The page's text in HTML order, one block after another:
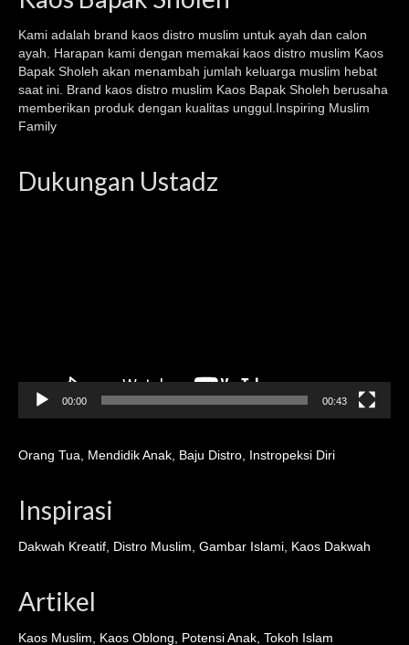
Kami adalah brand kaos distro muslim untuk ayah dan calon
ayah. Harapan kami dengan memakai kaos distro muslim Kaos
Bapak Sholeh akan menambah jumlah keluarga muslim hebat
saat ini. Brand kaos distro muslim Kaos Bapak Sholeh berusaha
memberikan produk dengan kualitas unggul.Inspiring Muslim
Family
Dukungan Ustadz
00:00 00:43
Orang Tua Mendidik Anak Baju Distro Instropeksi Diri
Inspirasi
Dakwah Kreatif Distro Muslim Gambar Islami Kaos Dakwah
Artikel
Kaos Muslim Kaos Oblong Potensi Anak Tokoh Islam